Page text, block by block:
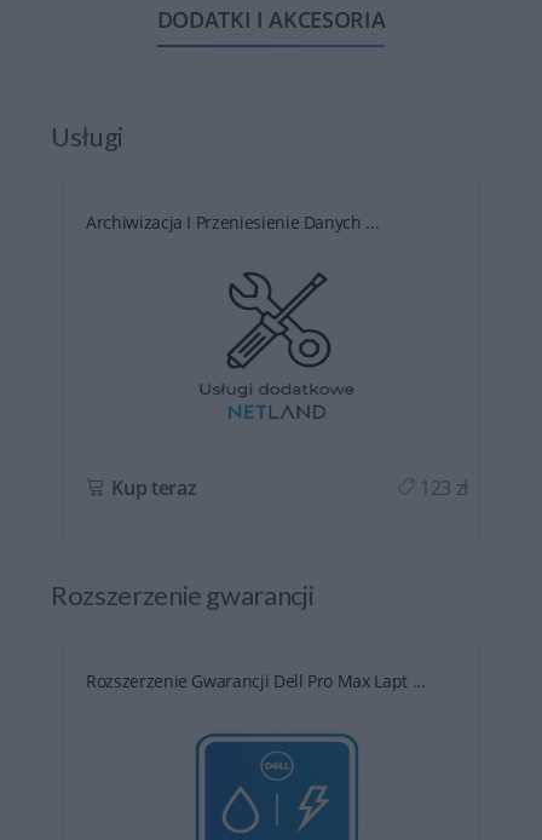
DODATKI I AKCESORIA
Usługi
Archiwizacja I Przeniesienie Danych ...
Kup teraz 123 zł
Rozszerzenie gwarancji
Rozszerzenie Gwarancji Dell Pro Max Lapt ...